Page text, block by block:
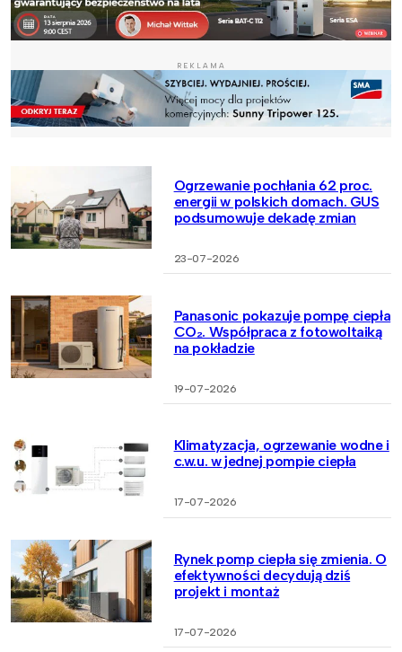
REKLAMA
Ogrzewanie pochłania 62 proc.
energii w polskich domach. GUS
podsumowuje dekadę zmian
23-07-2026
Panasonic pokazuje pompę ciepła
CO₂. Współpraca z fotowoltaiką
na pokładzie
19-07-2026
Klimatyzacja, ogrzewanie wodne i
c.w.u. w jednej pompie ciepła
17-07-2026
Rynek pomp ciepła się zmienia. O
efektywności decydują dziś
projekt i montaż
17-07-2026